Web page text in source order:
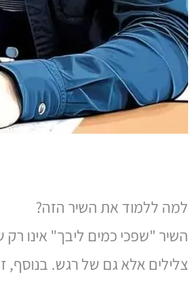
למה ללמוד את השיר הזה?
השיר "שפכי כמים ליבך" אינו
צלילים אלא גם של רגש.